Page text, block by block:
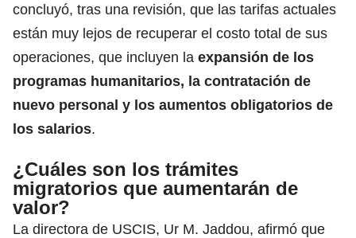
concluyó, tras una revisión, que las tarifas actuales
están muy lejos de recuperar el costo total de sus
operaciones, que incluyen la expansión de los
programas humanitarios, la contratación de
nuevo personal y los aumentos obligatorios de
los salarios.
¿Cuáles son los trámites
migratorios que aumentarán de
valor?
La directora de USCIS, Ur M. Jaddou, afirmó que